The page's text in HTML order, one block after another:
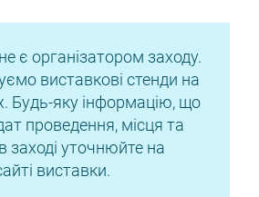
є організатором заходу.
виставкові стенди на
Будь-яку інформацію, що
проведення, місця та
заході уточнюйте на
виставки.